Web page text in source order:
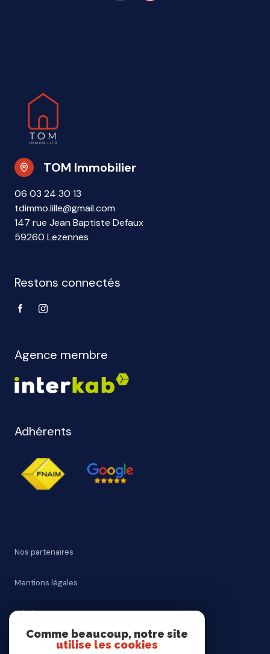
TOM Immobilier
06 03 24 30 13
tdimmo.lille@gmail.com
147 rue Jean Baptiste Defaux
59260 Lezennes
Restons connectés
Agence membre
Adhérents
Nos partenaires
Mentions légales
Admin
Nos honoraires
Comme beaucoup, notre site
utilise les cookies